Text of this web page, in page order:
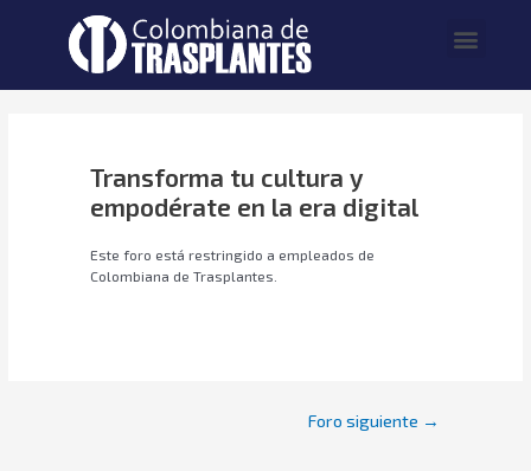
Transforma tu cultura y
empodérate en la era digital
Este foro está restringido a empleados de
Colombiana de Trasplantes.
Foro siguiente →